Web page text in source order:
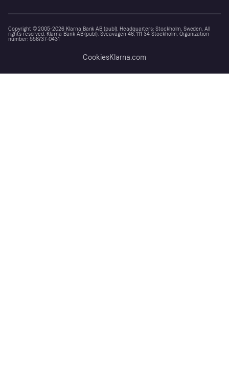
Copyright © 2005-2026 Klarna Bank AB (publ). Headquarters: Stockholm, Sweden. All
rights reserved. Klarna Bank AB (publ). Sveavägen 46, 111 34 Stockholm. Organization
number: 556737-0431
CookiesKlarna.com